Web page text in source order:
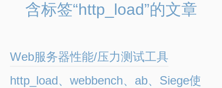
Default
Cloud
Networking
含标签“http_load”的文章
Web服务器性能/压力测试工具
http_load、webbench、ab、Siege使